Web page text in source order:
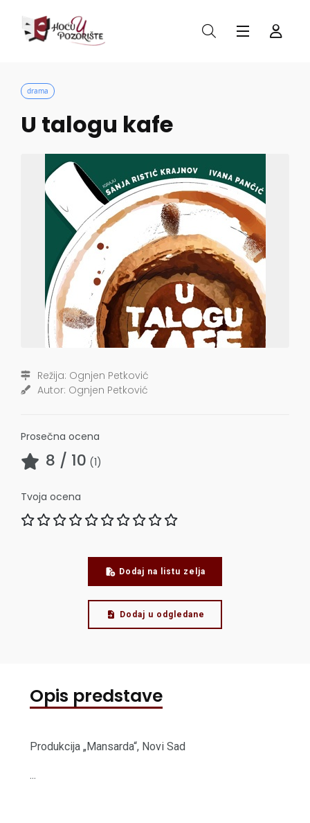
drama
U talogu kafe
Režija: Ognjen Petković
Autor: Ognjen Petković
Prosečna ocena
8 / 10 (1)
Tvoja ocena
Dodaj na listu zelja
Dodaj u odgledane
Opis predstave
Produkcija „Mansarda“, Novi Sad
...